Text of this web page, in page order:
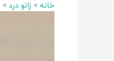
خانه زانو درد